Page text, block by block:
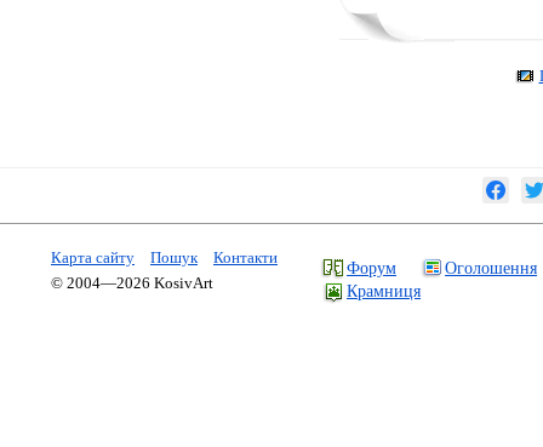
Карта сайту Пошук
Контакти
© 2004—2026 KosivArt
Форум
Оголошення
Крамниця